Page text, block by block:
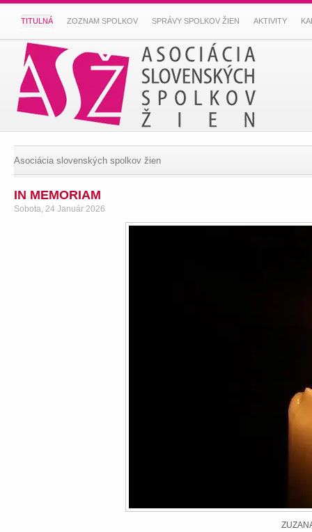
TITULNÁ ZOZNAM SPOLKOV SPRÁVY SPOLKOV ŽIEN AKTIVITY
Asociácia slovenských spolkov žien
IN MEMORIAM
Sobota, 24 Január 2026